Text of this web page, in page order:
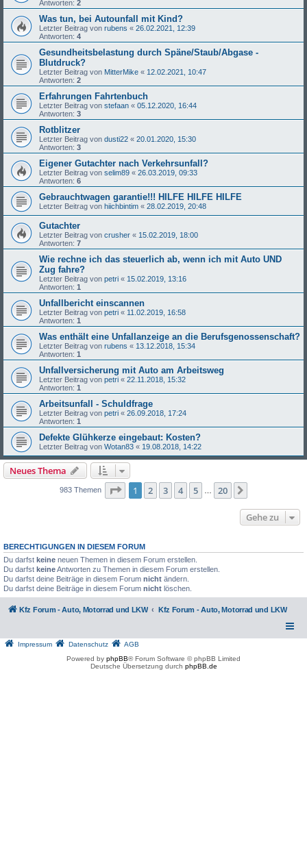
Antworten: 2
Was tun, bei Autounfall mit Kind?
Letzter Beitrag von rubens « 26.02.2021, 12:39
Antworten: 4
Gesundheitsbelastung durch Späne/Staub/Abgase -
Blutdruck?
Letzter Beitrag von MitterMike « 12.02.2021, 10:47
Antworten: 2
Erfahrungen Fahrtenbuch
Letzter Beitrag von stefaan « 05.12.2020, 16:44
Antworten: 3
Rotblitzer
Letzter Beitrag von dusti22 « 20.01.2020, 15:30
Antworten: 3
Eigener Gutachter nach Verkehrsunfall?
Letzter Beitrag von selim89 « 26.03.2019, 09:33
Antworten: 6
Gebrauchtwagen garantie!!! HILFE HILFE HILFE
Letzter Beitrag von hiichbintim « 28.02.2019, 20:48
Gutachter
Letzter Beitrag von crusher « 15.02.2019, 18:00
Antworten: 7
Wie rechne ich das steuerlich ab, wenn ich mit Auto UND
Zug fahre?
Letzter Beitrag von petri « 15.02.2019, 13:16
Antworten: 1
Unfallbericht einscannen
Letzter Beitrag von petri « 11.02.2019, 16:58
Antworten: 1
Was enthält eine Unfallanzeige an die Berufsgenossenschaft?
Letzter Beitrag von rubens « 13.12.2018, 15:34
Antworten: 1
Unfallversicherung mit Auto am Arbeitsweg
Letzter Beitrag von petri « 22.11.2018, 15:32
Antworten: 1
Arbeitsunfall - Schuldfrage
Letzter Beitrag von petri « 26.09.2018, 17:24
Antworten: 1
Defekte Glühkerze eingebaut: Kosten?
Letzter Beitrag von Wotan83 « 19.08.2018, 14:22
Neues Thema
983 Themen Seite 1von 20
1 2 3 4 5 … 20
Gehe zu
BERECHTIGUNGEN IN DIESEM FORUM
Du darfst keine neuen Themen in diesem Forum erstellen.
Du darfst keineAntworten zu Themen in diesem Forum erstellen.
Du darfst deine Beiträge in diesem Forum nicht ändern.
Du darfst deine Beiträge in diesem Forum nicht löschen.
Kfz Forum - Auto, Motorrad und LKW Kfz Forum - Auto, Motorrad und LKW
Impressum Datenschutz
AGB
Powered by phpBB® Forum Software © phpBB Limited
Deutsche Übersetzung durch phpBB.de